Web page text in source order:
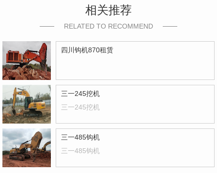
相关推荐
RELATED TO RECOMMEND
四川钩机870租赁
三一245挖机
三一245挖机
三一485钩机
三一485钩机